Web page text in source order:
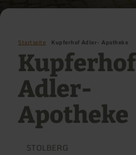
Startseite Kupferhof Adler- Apotheke
Kupferhof
Adler-
Apotheke
STOLBERG